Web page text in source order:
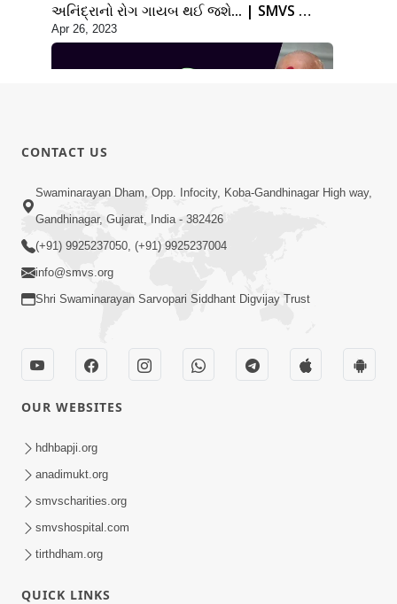
અનિંદ્રાનો રોગ ગાયબ થઈ જશે... | SMVS |
Swaminarayan | 2023
Apr 26, 2023
2:00
રાજાધિરાજ ના દીકરા જ છીએ; પરંતુ આપણે
સ્વરૂપસ્થ રહેવું છકી ના જવું | SMVS
Spiritual Journey
રમેશભાઈ સુહાગીયા ગુરુજીની મરજીમાં રહ્યા |
SMVS Spiritual Journey
CONTACT US
Swaminarayan Dham, Opp. Infocity, Koba-Gandhinagar High way,
Gandhinagar, Gujarat, India - 382426
(+91) 9925237050, (+91) 9925237004
info@smvs.org
Shri Swaminarayan Sarvopari Siddhant Digvijay Trust
OUR WEBSITES
hdhbapji.org
anadimukt.org
smvscharities.org
smvshospital.com
tirthdham.org
QUICK LINKS